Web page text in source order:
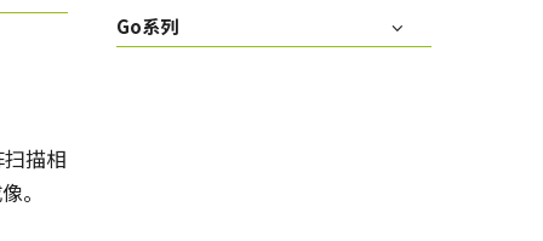
Go系列
描相
。